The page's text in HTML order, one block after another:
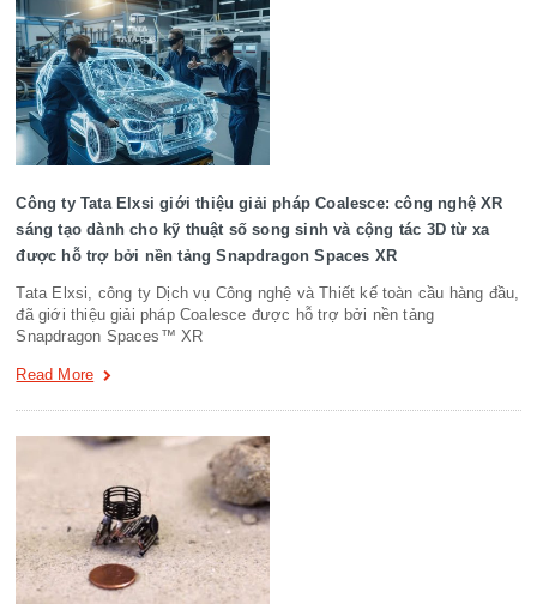
Công ty Tata Elxsi giới thiệu giải pháp Coalesce: công nghệ XR
sáng tạo dành cho kỹ thuật số song sinh và cộng tác 3D từ xa
được hỗ trợ bởi nền tảng Snapdragon Spaces XR
Tata Elxsi, công ty Dịch vụ Công nghệ và Thiết kế toàn cầu hàng đầu,
đã giới thiệu giải pháp Coalesce được hỗ trợ bởi nền tảng
Snapdragon Spaces™ XR
Read More